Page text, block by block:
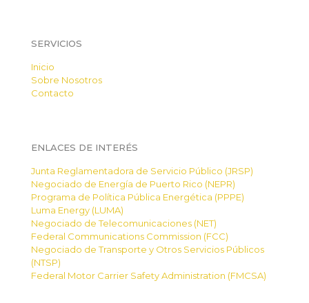
SERVICIOS
Inicio
Sobre Nosotros
Contacto
ENLACES DE INTERÉS
Junta Reglamentadora de Servicio Público (JRSP)
Negociado de Energía de Puerto Rico (NEPR)
Programa de Política Pública Energética (PPPE)
Luma Energy (LUMA)
Negociado de Telecomunicaciones (NET)
Federal Communications Commission (FCC)
Negociado de Transporte y Otros Servicios Públicos
(NTSP)
Federal Motor Carrier Safety Administration (FMCSA)